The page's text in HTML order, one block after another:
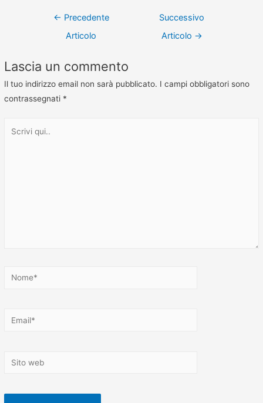
← Precedente
Articolo
Successivo
Articolo →
Lascia un commento
Il tuo indirizzo email non sarà pubblicato. I campi obbligatori sono
contrassegnati *